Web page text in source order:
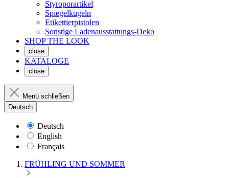
Styroporartikel
Spiegelkugeln
Etikettierpistolen
Sonstige Ladenausstattungs-Deko
SHOP THE LOOK
close
KATALOGE
close
Menü schließen
Deutsch
Deutsch
English
Français
FRÜHLING UND SOMMER